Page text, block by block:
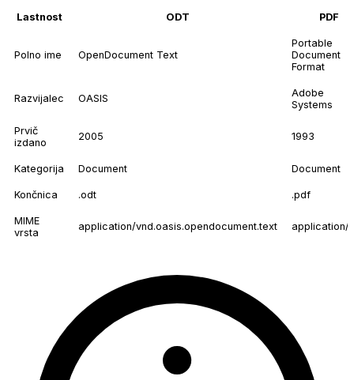
Lastnost ODT PDF
Polno ime OpenDocument Text
Portable
Document
Format
Razvijalec OASIS
Adobe
Systems
Prvič
izdano
2005 1993
Kategorija Document Document
Končnica .odt .pdf
MIME
vrsta
application/vnd.oasis.opendocument.text application/